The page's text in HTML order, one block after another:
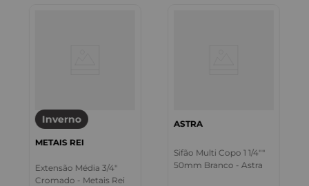
Inverno
METAIS REI
Extensão Média 3/4"
Cromado - Metais Rei
ASTRA
Sifão Multi Copo 1 1/4""
50mm Branco - Astra